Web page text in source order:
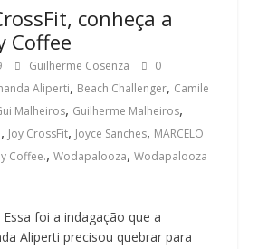
conheça a
Coffee
Guilherme Cosenza
0
Aliperti, Beach Challenger, Camile
Malheiros, Guilherme Malheiros,
, Joy CrossFit, Joyce Sanches, MARCELO
Coffee., Wodapalooza, Wodapalooza
foi a indagação que a
Aliperti precisou quebrar para